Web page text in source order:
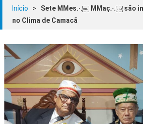
Início >
Sete MMes.·.￼ MMaç.·.￼ são
no Clima de Camacã